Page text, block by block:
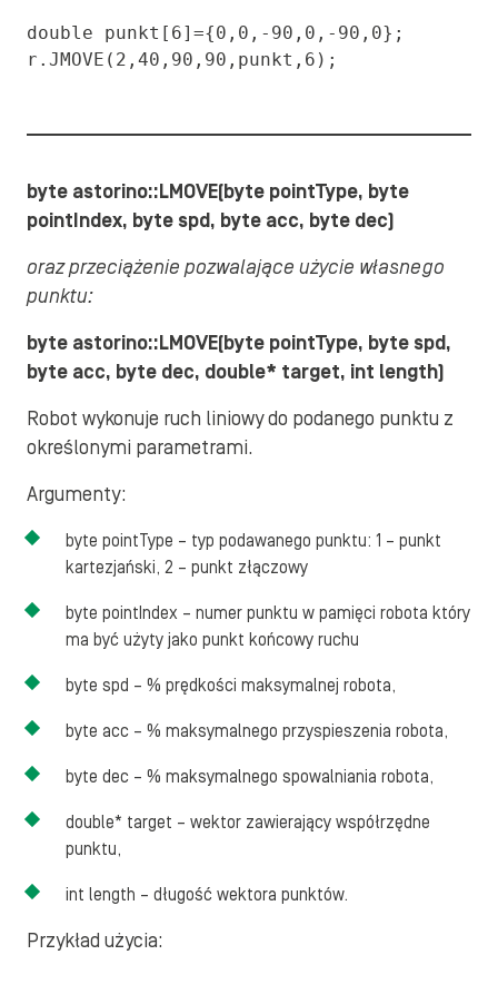
double punkt[6]={0,0,-90,0,-90,0};
r.JMOVE(2,40,90,90,punkt,6);
byte astorino::LMOVE(byte pointType, byte
pointIndex, byte spd, byte acc, byte dec)
oraz przeciążenie pozwalające użycie własnego
punktu:
byte astorino::LMOVE(byte pointType, byte spd,
byte acc, byte dec, double* target, int length)
Robot wykonuje ruch liniowy do podanego punktu z
określonymi parametrami.
Argumenty:
byte pointType – typ podawanego punktu: 1 – punkt
kartezjański, 2 – punkt złączowy
byte pointIndex – numer punktu w pamięci robota który
ma być użyty jako punkt końcowy ruchu
byte spd – % prędkości maksymalnej robota,
byte acc – % maksymalnego przyspieszenia robota,
byte dec – % maksymalnego spowalniania robota,
double* target – wektor zawierający współrzędne
punktu,
int length – długość wektora punktów.
Przykład użycia: